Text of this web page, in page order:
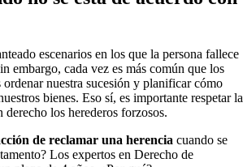
escenarios en los que la persona fallece
embargo, cada vez es más común que los
ordenar nuestra sucesión y planificar cómo
bienes. Eso sí, es importante respetar la
los herederos forzosos.
de reclamar una herencia cuando se
Los expertos en Derecho de